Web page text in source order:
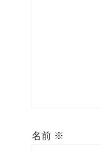
名前 ※